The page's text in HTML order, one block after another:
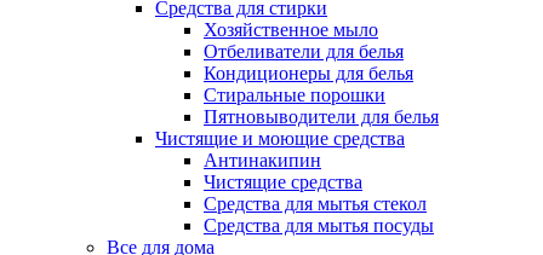
Средства для стирки
Хозяйственное мыло
Отбеливатели для белья
Кондиционеры для белья
Стиральные порошки
Пятновыводители для белья
Чистящие и моющие средства
Антинакипин
Чистящие средства
Средства для мытья стекол
Средства для мытья посуды
Все для дома